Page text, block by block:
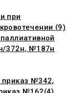
при
(9)
372н, №187н
приказ №342,